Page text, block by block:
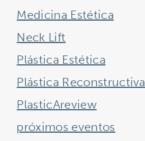
Medicina Estética
Neck Lift
Plástica Estética
Plástica Reconstructiva
PlasticAreview
próximos eventos